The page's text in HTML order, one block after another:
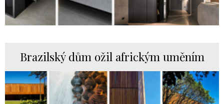
Brazilský dům ožil africkým uměním